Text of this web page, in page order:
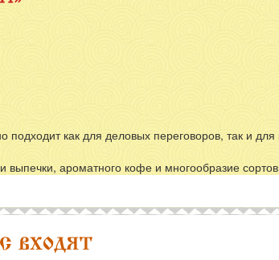
как для деловых переговоров, так и
ароматного кофе и многообразие